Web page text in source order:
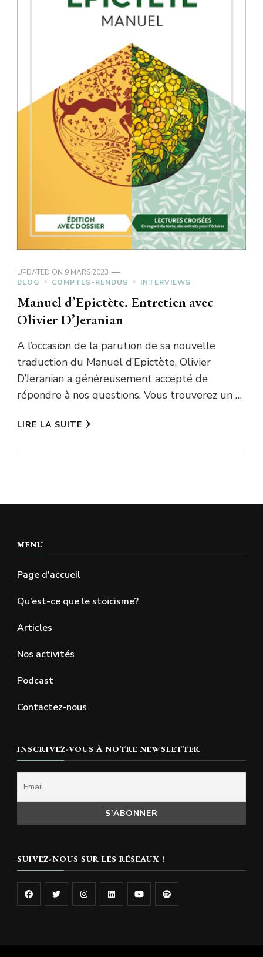
UPDATED ON 9 MARS 2023
BLOG
COMPTES-RENDUS INTERVIEWS
Manuel d’Epictète. Entretien avec
Olivier D’Jeranian
A l’occasion de la parution de sa nouvelle
traduction du Manuel d’Epictète, Olivier
D’Jeranian a généreusement accepté de
répondre à nos questions. Vous trouverez un …
LIRE LA SUITE
MENU
Page d’accueil
Qu’est-ce que le stoïcisme?
Articles
Nos activités
Podcast
Contactez-nous
INSCRIVEZ-VOUS À NOTRE NEWSLETTER
SUIVEZ-NOUS SUR LES RÉSEAUX !